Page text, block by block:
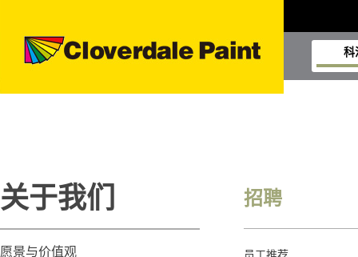
科
招聘
关于我们
愿景与价值观